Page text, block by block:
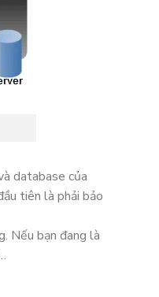
database của
tiên là phải bảo
Nếu bạn đang là